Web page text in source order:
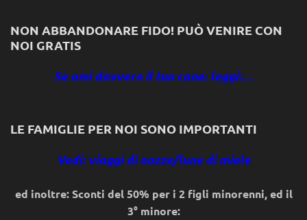
NON ABBANDONARE FIDO! PUÒ VENIRE CON
NOI GRATIS
Se ami davvero il tuo cane: leggi:…
LE FAMIGLIE PER NOI SONO IMPORTANTI
Vedi: viaggi di nozze/lune di miele
ed inoltre: Sconti del 50% per i 2 figli minorenni, ed il
3° minore: